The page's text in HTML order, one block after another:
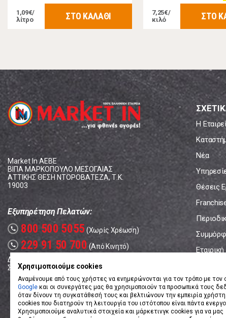
1,09€/
λίτρο
ΣΤΟ ΚΑΛΑΘΙ
7,25€/
κιλό
ΣΤΟ
Market In ΑΕΒΕ
ΒΙΠΑ ΜΑΡΚΟΠΟΥΛΟ ΜΕΣΟΓΑΙΑΣ
ΑΤΤΙΚΗΣ ΘΕΣΗ ΝΤΟΡΟΒΑΤΕΖΑ, Τ.Κ.
19003
Εξυπηρέτηση Πελατών:
call 800 500 5055 (Χωρίς Χρέωση)
call 229 91 50 700 (Από Κινητό)
Δευτέρα - Παρασκευή: 08:00 - 17:00
Σάββατο: 08:00 – 14:00
Η
Νέα
Θέσεις
Χρησιμοποιούμε cookies
Αναμένουμε από τους χρήστες να ενημερώνονται για τον τρόπο με τον
Google και οι συνεργάτες μας θα χρησιμοποιούν τα προσωπικά τους
όταν δίνουν τη συγκατάθεσή τους και βελτιώνουν την εμπειρία
cookies που διατηρούν τη λειτουργία του ιστότοπου είναι πάντα
Χρησιμοποιούμε αναλυτικά στοιχεία και μάρκετινγκ cookies για να μας